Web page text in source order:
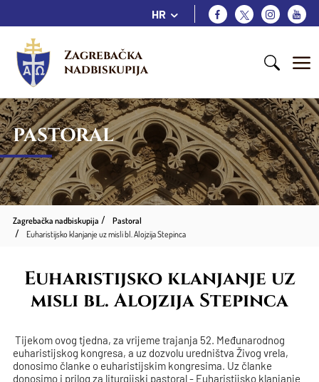
HR
Zagrebačka
nadbiskupija
PASTORAL
Zagrebačka nadbiskupija
Pastoral
Euharistijsko klanjanje uz misli bl. Alojzija Stepinca
Euharistijsko klanjanje uz
misli bl. Alojzija Stepinca
Tijekom ovog tjedna, za vrijeme trajanja 52. Međunarodnog
euharistijskog kongresa, a uz dozvolu uredništva Živog vrela,
donosimo članke o euharistijskim kongresima. Uz članke
donosimo i prilog za liturgijski pastoral - Euharistijsko klanjanje